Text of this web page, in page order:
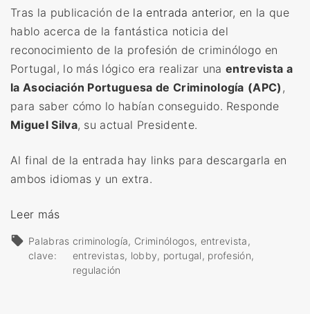
l
o
g
a
:
¿
s
p
s
Tras la publicación de la entrada anterior, en la que
hablo acerca de la fantástica noticia del
reconocimiento de la profesión de criminólogo en
Portugal, lo más lógico era realizar unaentrevista a
la Asociación Portuguesa de Criminología (APC) ,
para saber cómo lo habían conseguido. Responde
Miguel Silva, su actual Presidente.
Al final de la entrada hay links para descargarla en
ambos idiomas y un extra.
Leer más«
Palabras
clave:
criminología Criminólogos entrevista
entrevistas lobby portugal
profesión
regulación